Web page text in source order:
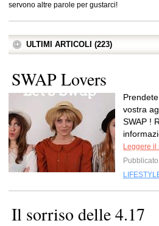
servono altre parole per gustarci!
ULTIMI ARTICOLI (223)
SWAP Lovers
vostra
SWAP !
Leggere il
Il sorriso delle 4.17